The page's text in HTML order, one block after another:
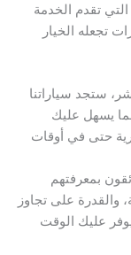
تقدم الخدمة
تجعله الخيار
ستجد سياراتنا
يسهل عليك
حتى في أوقات
بمعرفتهم
والقدرة على تجاوز
يوفر عليك الوقت